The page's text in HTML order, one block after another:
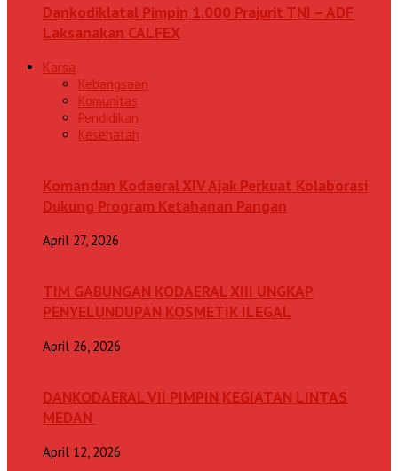
Dankodiklatal Pimpin 1.000 Prajurit TNI – ADF
Laksanakan CALFEX
Karsa
Kebangsaan
Komunitas
Pendidikan
Kesehatan
Komandan Kodaeral XIV Ajak Perkuat Kolaborasi
Dukung Program Ketahanan Pangan
April 27, 2026
TIM GABUNGAN KODAERAL XIII UNGKAP
PENYELUNDUPAN KOSMETIK ILEGAL
April 26, 2026
DANKODAERAL VII PIMPIN KEGIATAN LINTAS
MEDAN
April 12, 2026